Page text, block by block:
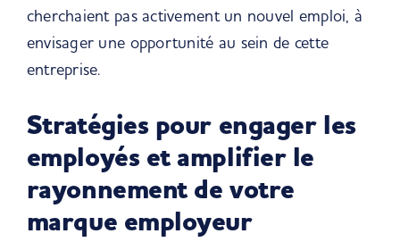
cherchaient pas activement un nouvel emploi, à
envisager une opportunité au sein de cette
entreprise.
Stratégies pour engager les
employés et amplifier le
rayonnement de votre
marque employeur